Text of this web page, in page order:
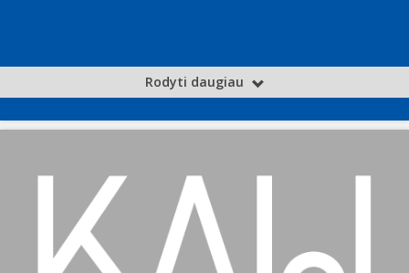
Rodyti daugiau